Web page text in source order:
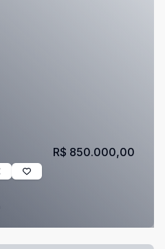
R$ 850.000,00